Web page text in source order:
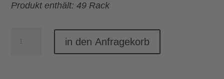
Produkt enthält: 49 Rack
in den Anfragekorb